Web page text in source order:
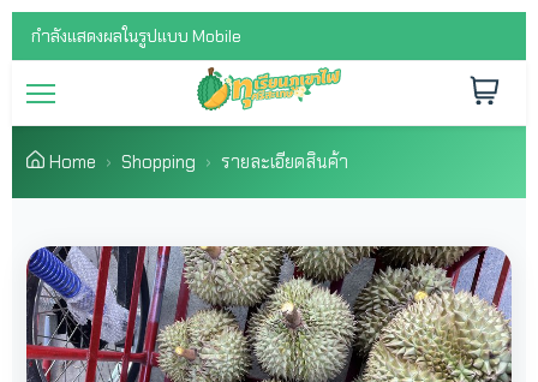
กำลังแสดงผลในรูปแบบ Mobile
Home Shopping รายละเอียดสินค้า